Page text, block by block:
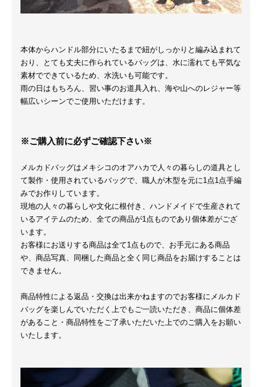
本体からハンドル部分にいたるまで紐がしっかりと編み込まれて
おり、とても丈夫に作られているバッグは、水に濡れても平気な
素材でできているため、水洗いも可能です。
雨の日はもちろん、習い事のお道具入れ、海や山へのレジャー等
幅広いシーンでご使用いただけます。
※ご購入前に必ずご確認下さい※
メルカドバッグはメキシコのオアハカで人々の暮らしの道具とし
て製作・使用されているバッグで、職人が木型を元に1点1点手編
みでお作りしています。
現地の人々の暮らしや文化に根付き、ハンドメイドで生産されて
いるアイテムのため、全ての商品が1点ものであり個体差がござ
います。
お客様にお送りする商品は全て1点もので、お手元にある商品
や、商品写真、同梱した商品と全く同じ商品をお届けすることは
できません。
商品特性による返品・交換は出来かねますのでお客様にメルカド
バッグを楽しんでいただく上でもご一読いただき、商品に個体差
があること・商品特性をご了承いただいた上でのご購入をお願い
いたします。